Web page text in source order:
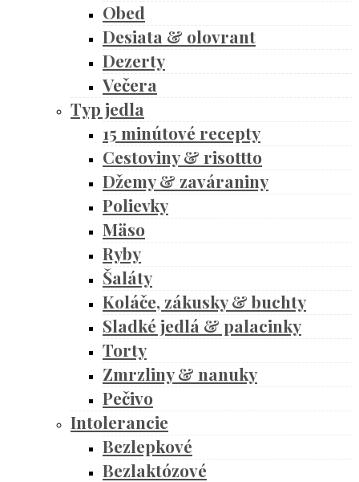
Obed
Desiata & olovrant
Dezerty
Večera
Typ jedla
15 minútové recepty
Cestoviny & risottto
Džemy & zaváraniny
Polievky
Mäso
Ryby
Šaláty
Koláče, zákusky & buchty
Sladké jedlá & palacinky
Torty
Zmrzliny & nanuky
Pečivo
Intolerancie
Bezlepkové
Bezlaktózové